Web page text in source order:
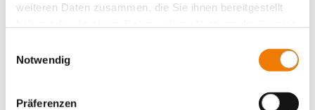
weiteren Daten zusammen, die Sie ihnen bereitgestellt
Notwendig
Präferenzen
31370
fusible cylindrique 16 A, avec percuteur